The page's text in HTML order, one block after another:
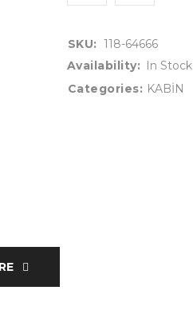
SKU: 118-64666
Availability: In Stock
Categories: KABİN